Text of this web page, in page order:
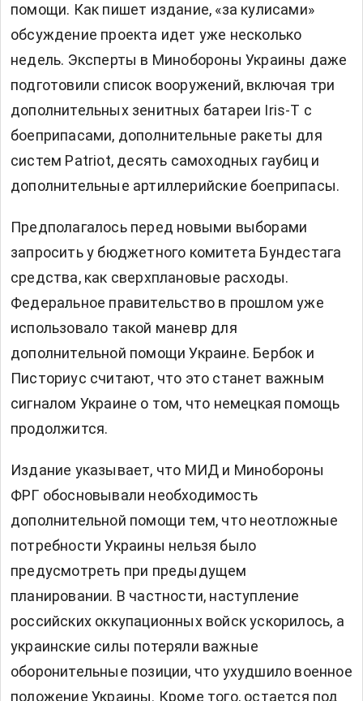
помощи. Как пишет издание, «за кулисами»
обсуждение проекта идет уже несколько
недель. Эксперты в Минобороны Украины даже
подготовили список вооружений, включая три
дополнительных зенитных батареи Iris-T с
боеприпасами, дополнительные ракеты для
систем Patriot, десять самоходных гаубиц и
дополнительные артиллерийские боеприпасы.
Предполагалось перед новыми выборами
запросить у бюджетного комитета Бундестага
средства, как сверхплановые расходы.
Федеральное правительство в прошлом уже
использовало такой маневр для
дополнительной помощи Украине. Бербок и
Писториус считают, что это станет важным
сигналом Украине о том, что немецкая помощь
продолжится.
Издание указывает, что МИД и Минобороны
ФРГ обосновывали необходимость
дополнительной помощи тем, что неотложные
потребности Украины нельзя было
предусмотреть при предыдущем
планировании. В частности, наступление
российских оккупационных войск ускорилось, а
украинские силы потеряли важные
оборонительные позиции, что ухудшило военное
положение Украины. Кроме того, остается под